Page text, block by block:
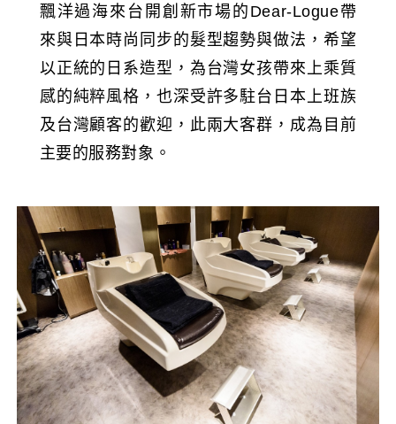
飄洋過海來台開創新市場的Dear-Logue帶
來與日本時尚同步的髮型趨勢與做法，希望
以正統的日系造型，為台灣女孩帶來上乘質
感的純粹風格，也深受許多駐台日本上班族
及台灣顧客的歡迎，此兩大客群，成為目前
主要的服務對象。